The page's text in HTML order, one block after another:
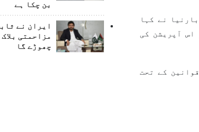
نے کہا
اور اس آپریشن کی
کے تحت
بن چکا ہے
ایران نے
مزاحمتی
چھوڑے گا